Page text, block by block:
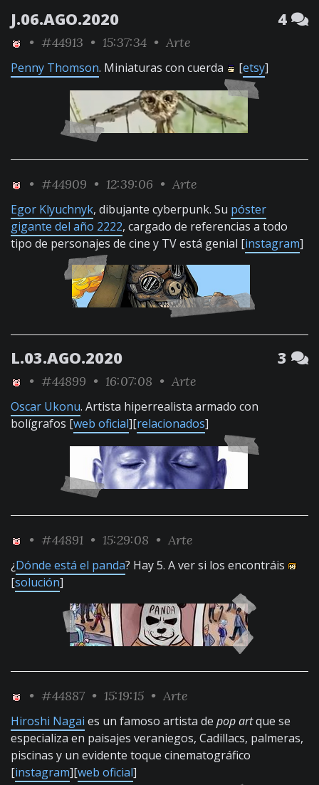
J.06.AGO.2020 4
• #44913 • 15:37:34 • Arte
Penny Thomson. Miniaturas con cuerda [etsy]
• #44909 • 12:39:06 • Arte
Egor Klyuchnyk, dibujante cyberpunk. Su póster
gigante del año 2222, cargado de referencias a todo
tipo de personajes de cine y TV está genial [instagram]
L.03.AGO.2020 3
• #44899 • 16:07:08 • Arte
Oscar Ukonu. Artista hiperrealista armado con
bolígrafos [web oficial][relacionados]
• #44891 • 15:29:08 • Arte
¿Dónde está el panda? Hay 5. A ver si los encontráis
[solución]
• #44887 • 15:19:15 • Arte
Hiroshi Nagai es un famoso artista de pop artque se
especializa en paisajes veraniegos, Cadillacs, palmeras,
piscinas y un evidente toque cinematográfico
[instagram][web oficial]